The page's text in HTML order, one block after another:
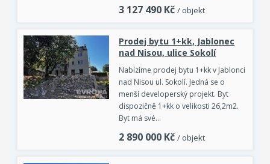
3 127 490 Kč / objekt
Prodej bytu 1+kk, Jablonec
nad Nisou, ulice Sokolí
Nabízíme prodej bytu 1+kk v Jablonci
nad Nisou ul. Sokolí. Jedná se o
menší developerský projekt. Byt
dispozičně 1+kk o velikosti 26,2m2.
Byt má své…
2 890 000 Kč / objekt